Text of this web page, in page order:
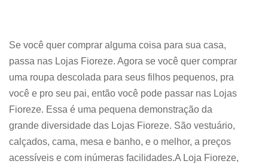
Se você quer comprar alguma coisa para sua casa,
passa nas Lojas Fioreze. Agora se você quer comprar
uma roupa descolada para seus filhos pequenos, pra
você e pro seu pai, então você pode passar nas Lojas
Fioreze. Essa é uma pequena demonstração da
grande diversidade das Lojas Fioreze. São vestuário,
calçados, cama, mesa e banho, e o melhor, a preços
acessíveis e com inúmeras facilidades.A Loja Fioreze,